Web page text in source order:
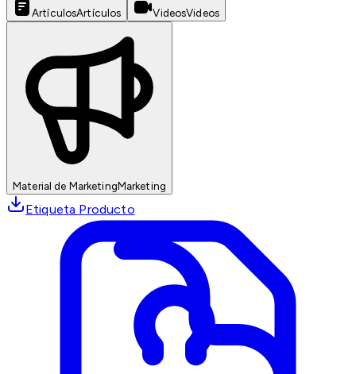
ArtículosArtículos VideosVideos
Material de MarketingMarketing
Etiqueta Producto